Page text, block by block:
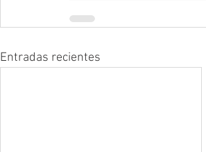
Entradas recientes